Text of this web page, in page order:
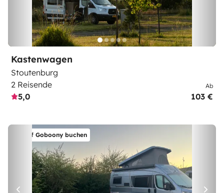
Kastenwagen
Stoutenburg
2 Reisende
5,0
Ab
103 €
Auf Goboony buchen